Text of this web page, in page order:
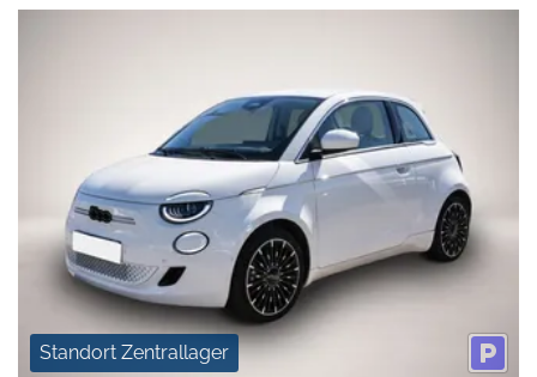
Standort Zentrallager